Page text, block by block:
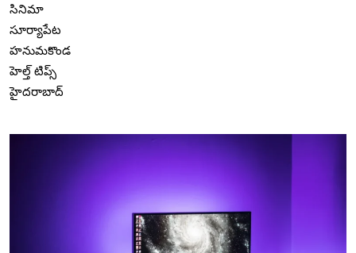
సినిమా
సూర్యాపేట
హనుమకొండ
హెల్త్ టిప్స్
హైదరాబాద్